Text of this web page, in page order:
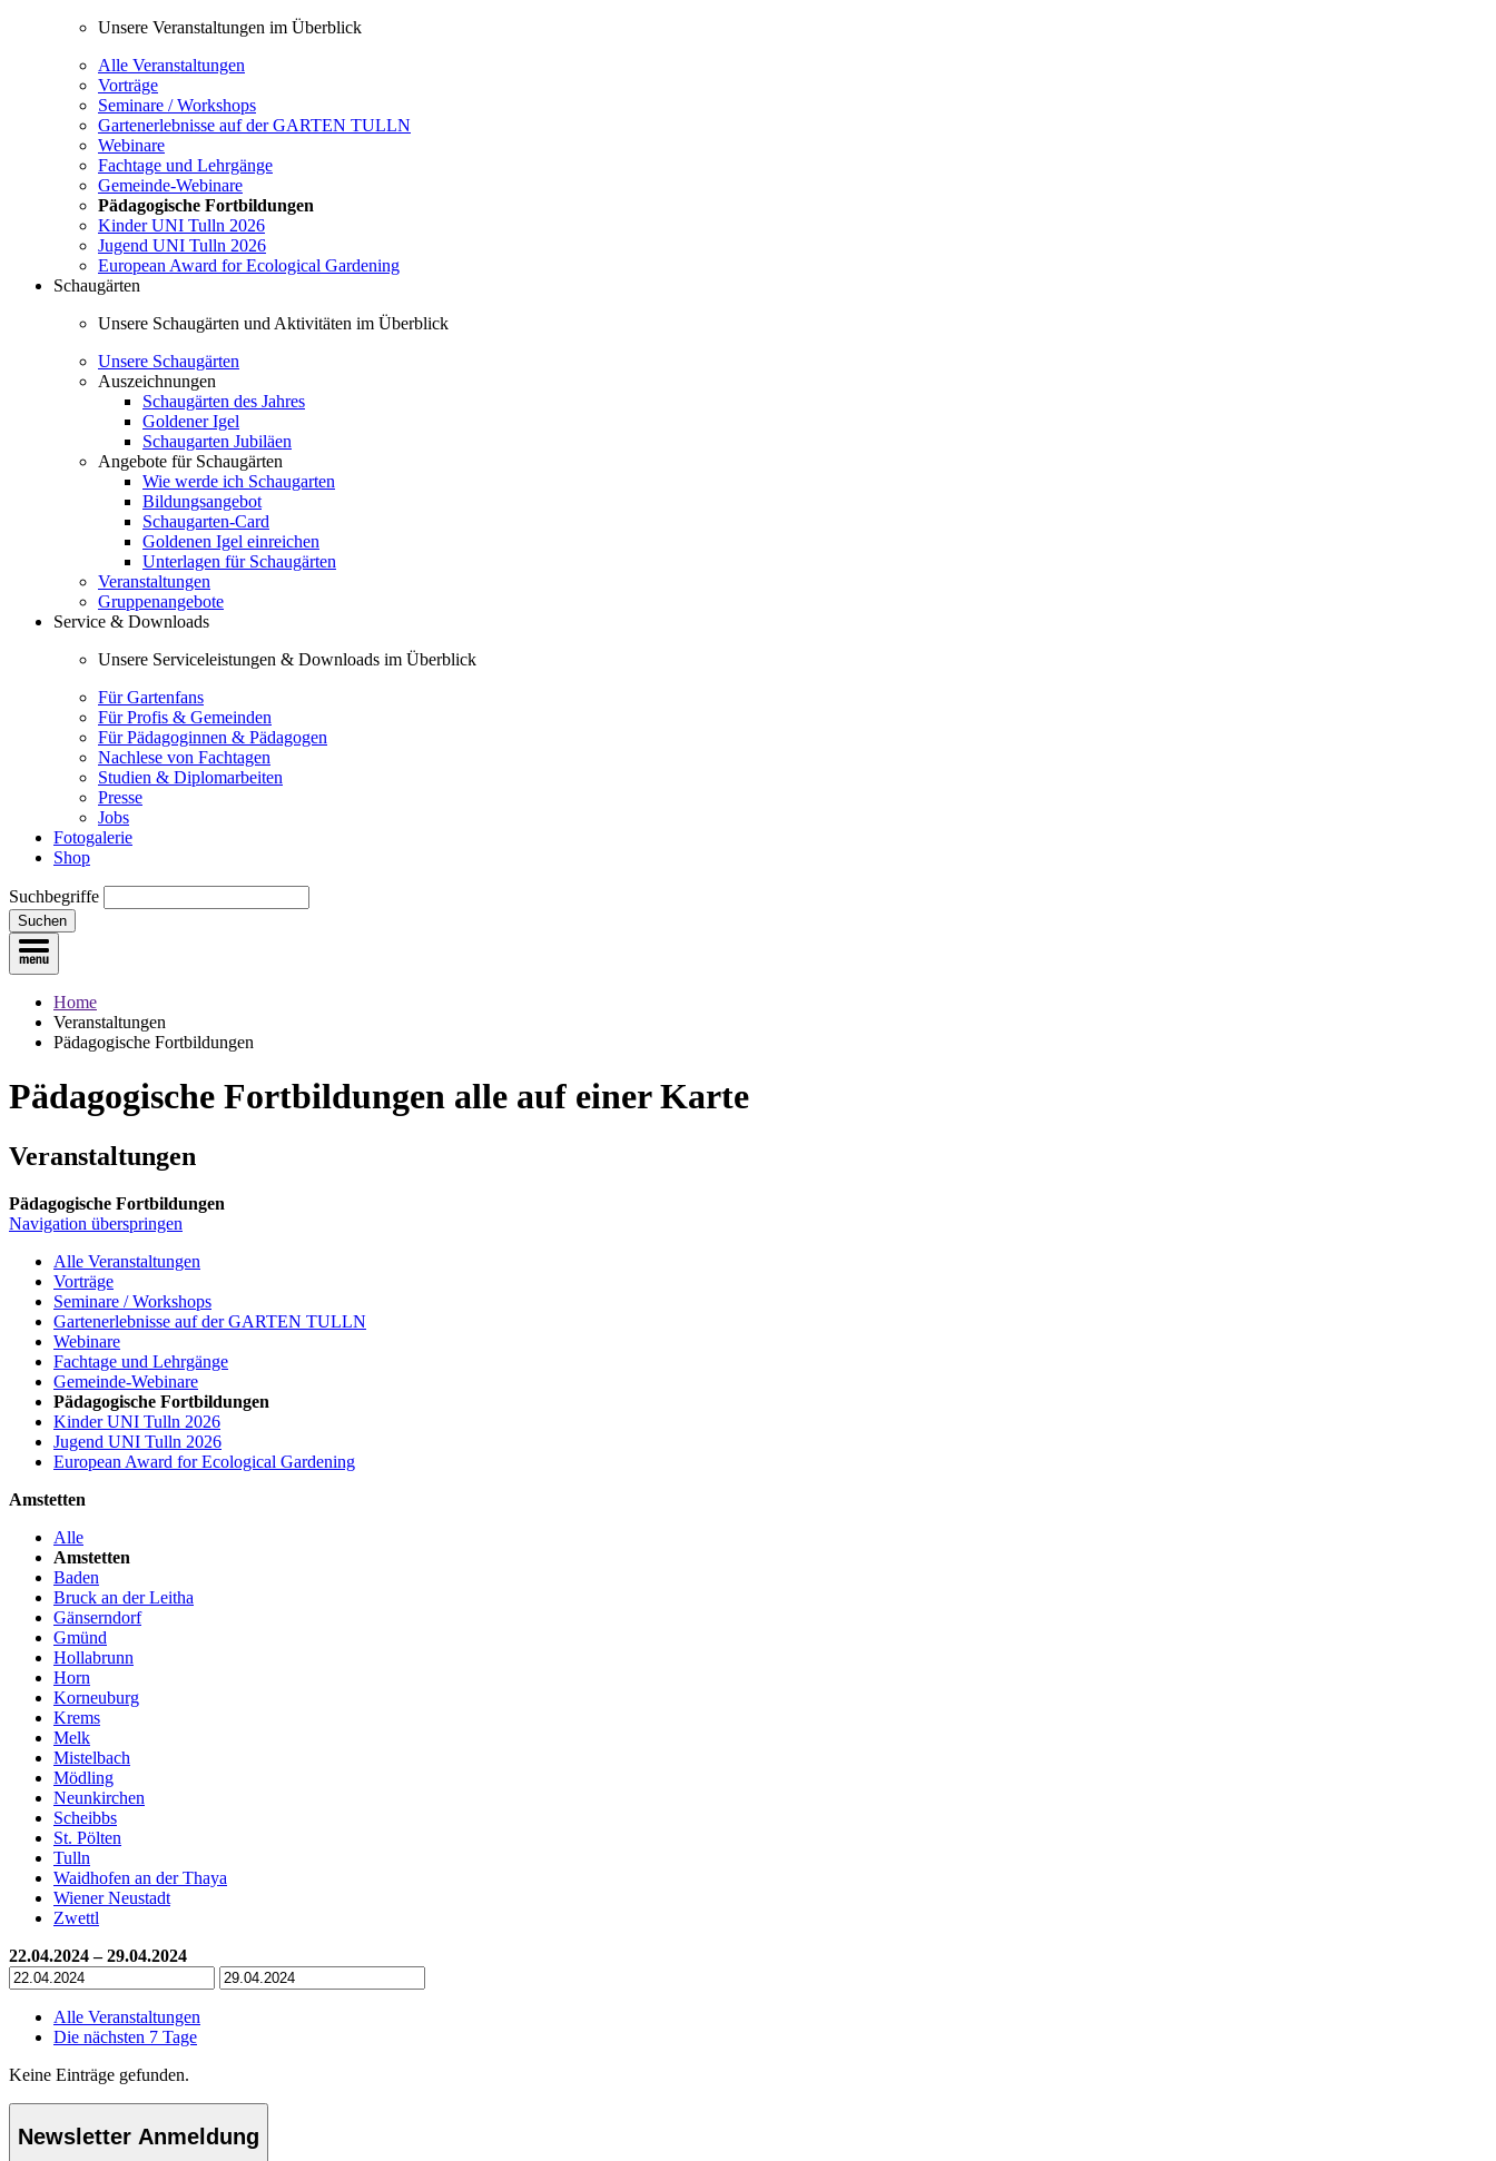
Unsere Veranstaltungen im Überblick
Alle Veranstaltungen
Vorträge
Seminare / Workshops
Gartenerlebnisse auf der GARTEN TULLN
Webinare
Fachtage und Lehrgänge
Gemeinde-Webinare
Pädagogische Fortbildungen
Kinder UNI Tulln 2026
Jugend UNI Tulln 2026
European Award for Ecological Gardening
Schaugärten
Unsere Schaugärten und Aktivitäten im Überblick
Unsere Schaugärten
Auszeichnungen
Schaugärten des Jahres
Goldener Igel
Schaugarten Jubiläen
Angebote für Schaugärten
Wie werde ich Schaugarten
Bildungsangebot
Schaugarten-Card
Goldenen Igel einreichen
Unterlagen für Schaugärten
Veranstaltungen
Gruppenangebote
Service & Downloads
Unsere Serviceleistungen & Downloads im Überblick
Für Gartenfans
Für Profis & Gemeinden
Für Pädagoginnen & Pädagogen
Nachlese von Fachtagen
Studien & Diplomarbeiten
Presse
Jobs
Fotogalerie
Shop
Suchbegriffe
Suchen
Home
Veranstaltungen
Pädagogische Fortbildungen
Pädagogische Fortbildungen alle auf einer Karte
Veranstaltungen
Pädagogische Fortbildungen
Navigation überspringen
Alle Veranstaltungen
Vorträge
Seminare / Workshops
Gartenerlebnisse auf der GARTEN TULLN
Webinare
Fachtage und Lehrgänge
Gemeinde-Webinare
Pädagogische Fortbildungen
Kinder UNI Tulln 2026
Jugend UNI Tulln 2026
European Award for Ecological Gardening
Amstetten
Alle
Amstetten
Baden
Bruck an der Leitha
Gänserndorf
Gmünd
Hollabrunn
Horn
Korneuburg
Krems
Melk
Mistelbach
Mödling
Neunkirchen
Scheibbs
St. Pölten
Tulln
Waidhofen an der Thaya
Wiener Neustadt
Zwettl
22.04.2024 – 29.04.2024
Alle Veranstaltungen
Die nächsten 7 Tage
Keine Einträge gefunden.
Newsletter Anmeldung